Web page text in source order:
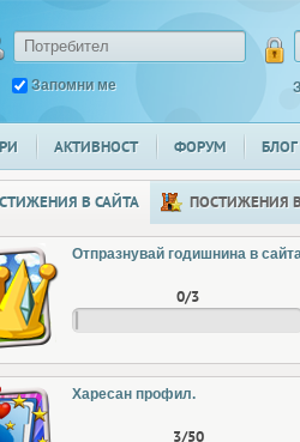
Запомни ме
АКТИВНОСТ ФОРУМ БЛОГ
В САЙТА ПОСТИЖЕНИЯ
Отпразнувай годишнина в
0/3
Харесан профил.
3/50